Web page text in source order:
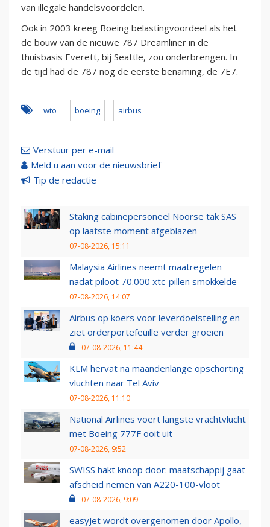
van illegale handelsvoordelen.
Ook in 2003 kreeg Boeing belastingvoordeel als het
de bouw van de nieuwe 787 Dreamliner in de
thuisbasis Everett, bij Seattle, zou onderbrengen. In
de tijd had de 787 nog de eerste benaming, de 7E7.
wto boeing airbus
Verstuur per e-mail
Meld u aan voor de nieuwsbrief
Tip de redactie
Staking cabinepersoneel Noorse tak SAS
op laatste moment afgeblazen
07-08-2026, 15:11
Malaysia Airlines neemt maatregelen
nadat piloot 70.000 xtc-pillen smokkelde
07-08-2026, 14:07
Airbus op koers voor leverdoelstelling en
ziet orderportefeuille verder groeien
07-08-2026, 11:44
KLM hervat na maandenlange opschorting
vluchten naar Tel Aviv
07-08-2026, 11:10
National Airlines voert langste vrachtvlucht
met Boeing 777F ooit uit
07-08-2026, 9:52
SWISS hakt knoop door: maatschappij gaat
afscheid nemen van A220-100-vloot
07-08-2026, 9:09
easyJet wordt overgenomen door Apollo,